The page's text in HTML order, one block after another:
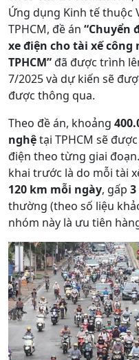
Ứng dụng Kinh tế thuộc
TPHCM, đề án “Chuyển
xe điện cho tài xế
TPHCM”đã được trình
7/2025 và dự kiến sẽ
được thông qua.
Theo đề án, khoảng
nghệtại TPHCM sẽ
điện theo từng giai
khai trước là do mỗi tài
120 km mỗi ngày, gấp 3
thường (theo số liệu
nhóm này là ưu tiên